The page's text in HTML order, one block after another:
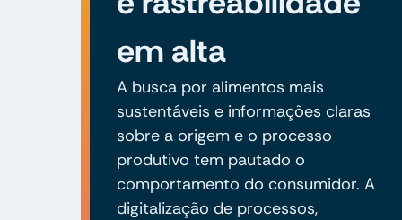
em alta
A busca por alimentos mais
sustentáveis e informações claras
sobre a origem e o processo
produtivo tem pautado o
comportamento do consumidor. A
digitalização de processos,